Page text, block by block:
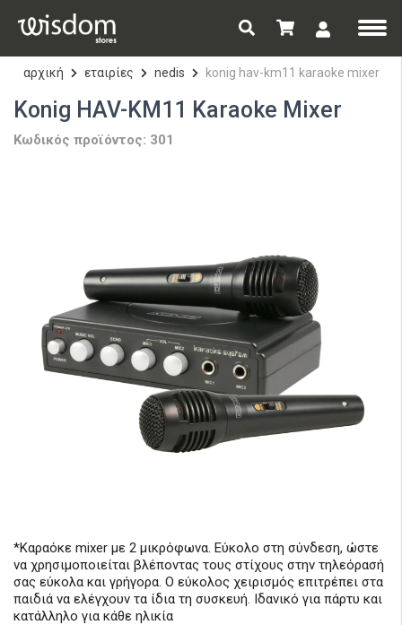
αρχική εταιρίες nedis konig hav-km11 karaoke mixer
Konig HAV-KM11 Karaoke Mixer
Κωδικός προϊόντος: 301
*Καραόκε mixer με 2 μικρόφωνα. Εύκολο στη σύνδεση, ώστε
να χρησιμοποιείται βλέποντας τους στίχους στην τηλεόρασή
σας εύκολα και γρήγορα. Ο εύκολος χειρισμός επιτρέπει στα
παιδιά να ελέγχουν τα ίδια τη συσκευή. Ιδανικό για πάρτυ και
κατάλληλο για κάθε ηλικία